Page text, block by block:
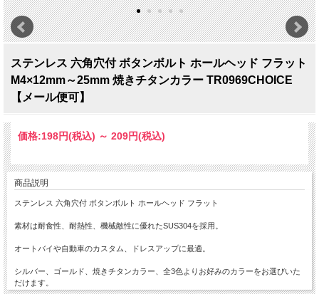
ステンレス 六角穴付 ボタンボルト ホールヘッド フラット
M4×12mm～25mm 焼きチタンカラー TR0969CHOICE
【メール便可】
価格:198円(税込) ～ 209円(税込)
商品説明
ステンレス 六角穴付 ボタンボルト ホールヘッド フラット
素材は耐食性、耐熱性、機械敵性に優れたSUS304を採用。
オートバイや自動車のカスタム、ドレスアップに最適。
シルバー、ゴールド、焼きチタンカラー、全3色よりお好みのカラーをお選びいた
だけます。